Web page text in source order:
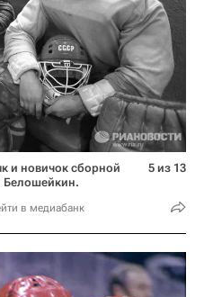
и новичок сборной
Белошейкин.
в медиабанк
5 из 13